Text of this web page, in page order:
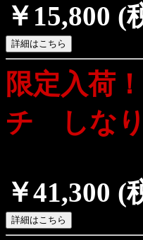
￥15,800 (
限定入荷
チ しな
￥41,300 (